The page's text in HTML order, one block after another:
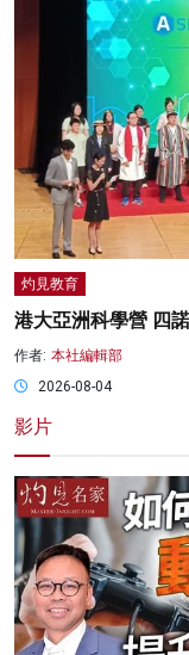
灼見教育
港大亞洲科學營 四
作者: 本社編輯部
2026-08-04
影片